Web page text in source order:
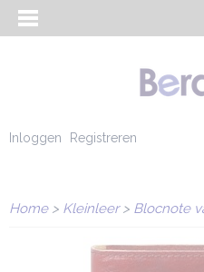
Inloggen Registreren
Home> Kleinleer> Blocnote